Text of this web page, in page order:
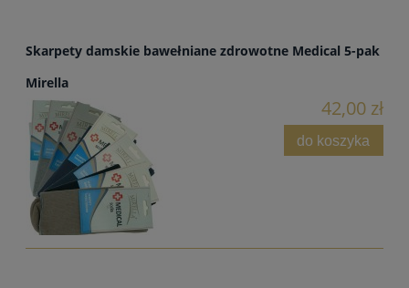
Skarpety damskie bawełniane zdrowotne Medical 5-pak
Mirella
42,00 zł
do koszyka